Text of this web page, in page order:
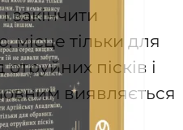
закінчити
місце тільки для
пісків і
виявляється